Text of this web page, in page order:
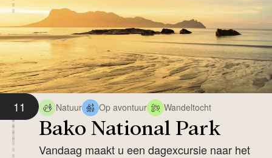
11 Natuur Op avontuur Wandeltocht
Bako National Park
Vandaag maakt u een dagexcursie naar het